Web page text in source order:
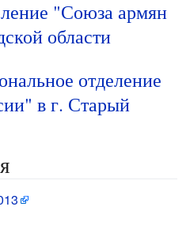
"Союза армян
области
отделение
в г. Старый